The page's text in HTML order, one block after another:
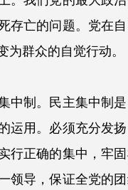
存亡的问题。党在
为群众的自觉行动。
制。民主集中制是
运用。必须充分发
行正确的集中，牢
领导，保证全党的